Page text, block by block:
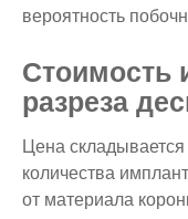
вероятность
Стоимость
разреза
Цена
количества
от материала